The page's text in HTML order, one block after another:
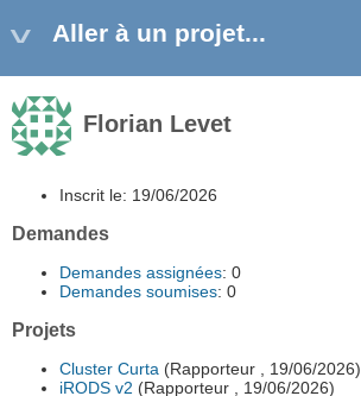
Aller à un projet...
Florian Levet
Inscrit le: 19/06/2026
Demandes
Demandes assignées: 0
Demandes soumises: 0
Projets
Cluster Curta (Rapporteur , 19/06/2026)
iRODS v2 (Rapporteur , 19/06/2026)